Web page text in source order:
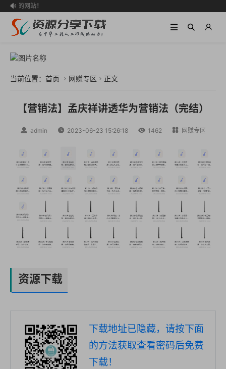

问我的网站！
当前位置： 首页  网赚专区  正文
【营销法】孟庆祥讲透华为营销法（完结）
 admin  2023-06-23 15:26:18  1462  网赚专区
资源下载
下载地址已隐藏，请按下面
的方法获取查看密码后免费
下载！